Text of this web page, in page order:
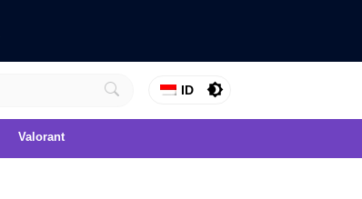
ID
Valorant